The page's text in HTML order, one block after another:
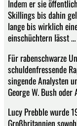
Indem er sie
Skillings bis dahin
lange bis wirklich
einschüchtern lässt …
Für rabenschwarze
schuldenfressende
singende Analysten
George W. Bush oder
Lucy Prebble wurde
Großbritannien